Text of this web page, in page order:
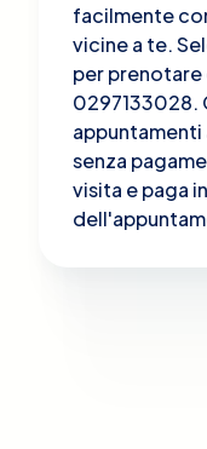
facilmente
vicine a te.
per prenotare
0297133028.
senza
visita e paga